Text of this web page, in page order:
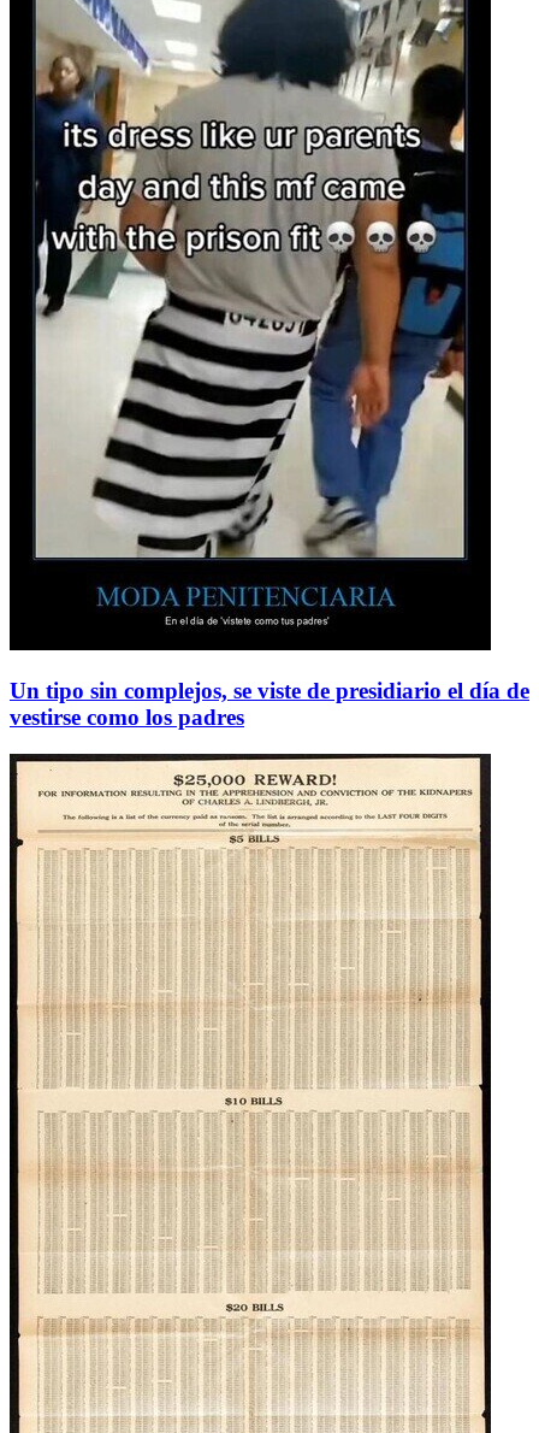
Un tipo sin complejos, se viste de presidiario el día de
vestirse como los padres